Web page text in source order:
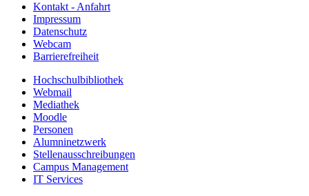
Kontakt - Anfahrt
Impressum
Datenschutz
Webcam
Barrierefreiheit
Hochschulbibliothek
Webmail
Mediathek
Moodle
Personen
Alumninetzwerk
Stellenausschreibungen
Campus Management
IT Services